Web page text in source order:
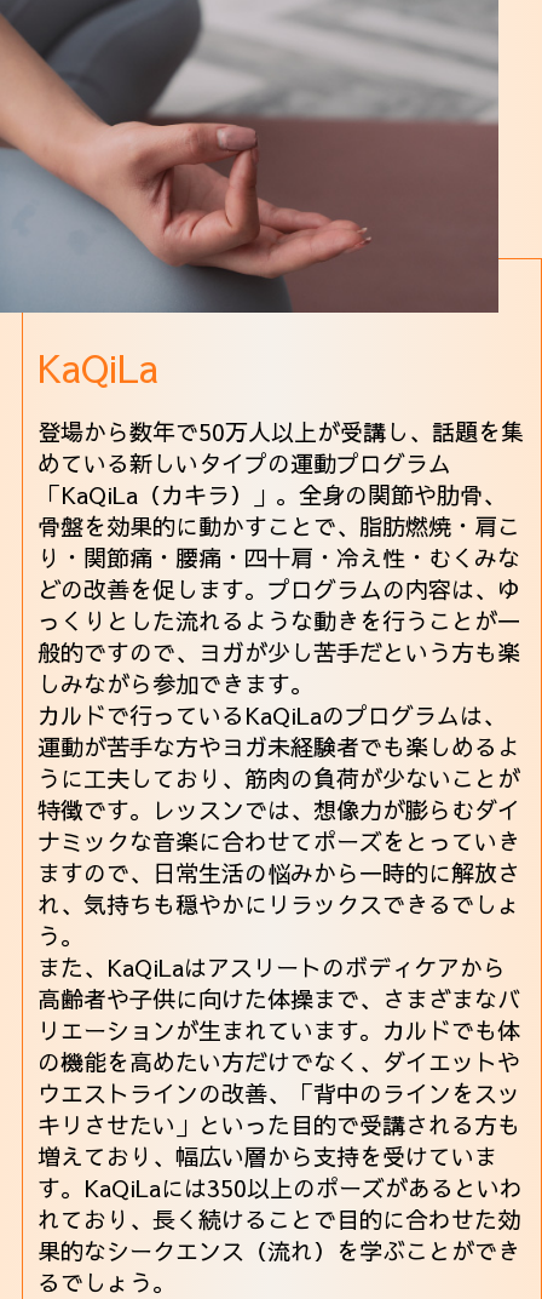
KaQiLa
登場から数年で50万人以上が受講し、話題を集
めている新しいタイプの運動プログラム
「KaQiLa（カキラ）」。全身の関節や肋骨、
骨盤を効果的に動かすことで、脂肪燃焼・肩こ
り・関節痛・腰痛・四十肩・冷え性・むくみな
どの改善を促します。プログラムの内容は、ゆ
っくりとした流れるような動きを行うことが一
般的ですので、ヨガが少し苦手だという方も楽
しみながら参加できます。
カルドで行っているKaQiLaのプログラムは、
運動が苦手な方やヨガ未経験者でも楽しめるよ
うに工夫しており、筋肉の負荷が少ないことが
特徴です。レッスンでは、想像力が膨らむダイ
ナミックな音楽に合わせてポーズをとっていき
ますので、日常生活の悩みから一時的に解放さ
れ、気持ちも穏やかにリラックスできるでしょ
う。
また、KaQiLaはアスリートのボディケアから
高齢者や子供に向けた体操まで、さまざまなバ
リエーションが生まれています。カルドでも体
の機能を高めたい方だけでなく、ダイエットや
ウエストラインの改善、「背中のラインをスッ
キリさせたい」といった目的で受講される方も
増えており、幅広い層から支持を受けていま
す。KaQiLaには350以上のポーズがあるといわ
れており、長く続けることで目的に合わせた効
果的なシークエンス（流れ）を学ぶことができ
るでしょう。